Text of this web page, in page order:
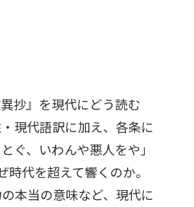
抄』を現代にどう読む
現代語訳に加え、各条に
ぐ、いわんや悪人をや」
代を超えて響くのか。
本当の意味など、現代に